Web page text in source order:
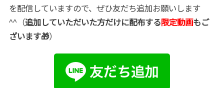
を配信していますので、ぜひ友だち追加お願いします
^^（追加していただいた方だけに配布する限定動画もご
ざいます🎁）